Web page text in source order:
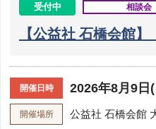
受付中 相談会
【公益社 石橋会館
開催日時 2026年8月9日
開催場所 公益社 石橋会館